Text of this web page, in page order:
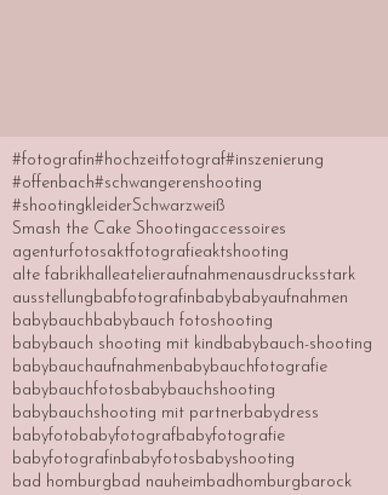
#fotografin#hochzeitfotograf#inszenierung
#offenbach#schwangerenshooting
#shootingkleiderSchwarzweiß
Smash the Cake Shootingaccessoires
agenturfotosaktfotografieaktshooting
alte fabrikhalleatelieraufnahmenausdrucksstark
ausstellungbabfotografinbabybabyaufnahmen
babybauchbabybauch fotoshooting
babybauch shooting mit kindbabybauch-shooting
babybauchaufnahmenbabybauchfotografie
babybauchfotosbabybauchshooting
babybauchshooting mit partnerbabydress
babyfotobabyfotografbabyfotografie
babyfotografinbabyfotosbabyshooting
bad homburgbad nauheimbadhomburgbarock